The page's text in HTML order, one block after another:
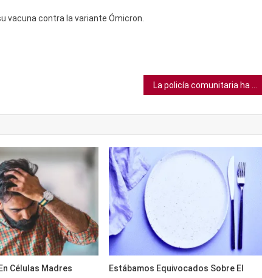
vacuna contra la variante Ómicron.
Células Madres
Estábamos Equivocados Sobre El